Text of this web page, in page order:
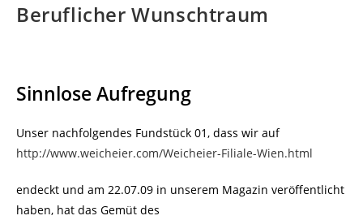
Beruflicher Wunschtraum
Sinnlose Aufregung
Unser nachfolgendes Fundstück 01, dass wir auf
http://www.weicheier.com/Weicheier-Filiale-Wien.html
endeckt und am 22.07.09 in unserem Magazin veröffentlicht
haben, hat das Gemüt des